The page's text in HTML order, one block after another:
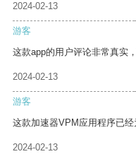
2024-02-13
游客
这款app的用户评论非常真实
2024-02-13
游客
这款加速器VPM应用程序已经
2024-02-13